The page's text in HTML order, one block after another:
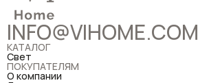
INFO@VIHOME.COM
КАТАЛОГ
Свет
ПОКУПАТЕЛЯМ
О компании